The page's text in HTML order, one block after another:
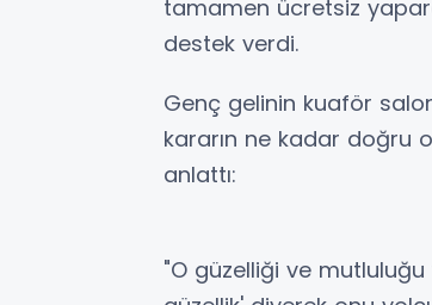
tamamen ücretsiz
destek verdi.
​Genç gelinin kuaför
kararın ne kadar doğru
anlattı:
​"O güzelliği ve